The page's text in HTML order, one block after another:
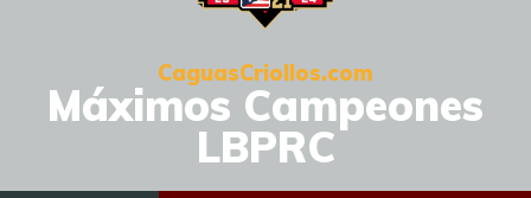
CaguasCriollos.com
Máximos Campeones
LBPRC